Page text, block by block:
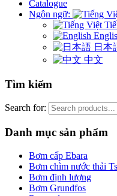
Catalogue
Ngôn ngữ:
日本
中文
Tìm kiếm
Search for:
Danh mục sản phẩm
Bơm cấp Ebara
Bơm chìm nước thải
Bơm định lượng
Bơm Grundfos